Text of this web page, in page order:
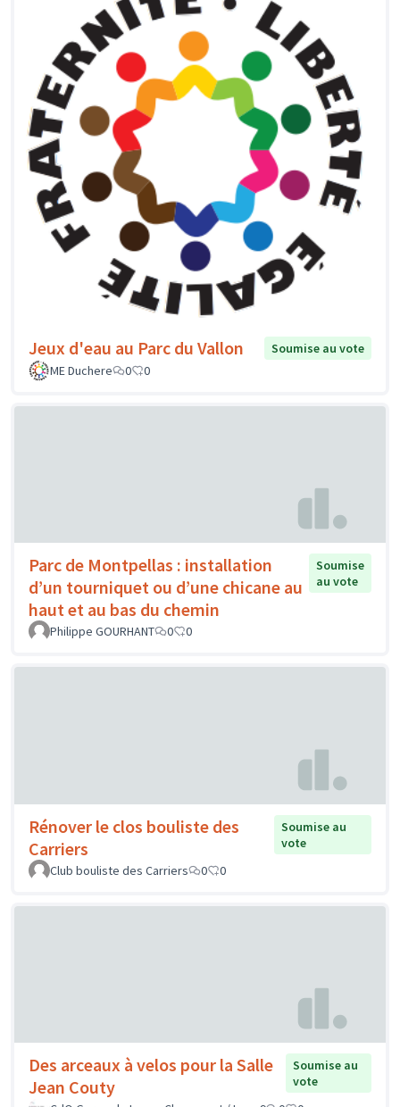
Jeux d'eau au Parc du Vallon
Soumise au vote
ME Duchere
0 0
Parc de Montpellas : installation
d’un tourniquet ou d’une chicane au
haut et au bas du chemin
Soumise
au vote
Philippe GOURHANT 0 0
Rénover le clos bouliste des
Carriers
Soumise au
vote
Club bouliste des Carriers
0 0
Des arceaux à velos pour la Salle
Jean Couty
Soumise au
vote